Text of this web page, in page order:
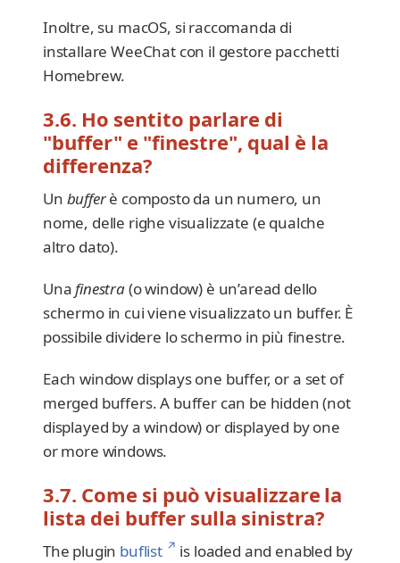
Inoltre, su macOS, si raccomanda di
installare WeeChat con il gestore pacchetti
Homebrew.
3.6. Ho sentito parlare di
"buffer" e "finestre", qual è la
differenza?
Un bufferè composto da un numero, un
nome, delle righe visualizzate (e qualche
altro dato).
Una finestra(o window) è un’aread dello
schermo in cui viene visualizzato un buffer. È
possibile dividere lo schermo in più finestre.
Each window displays one buffer, or a set of
merged buffers. A buffer can be hidden (not
displayed by a window) or displayed by one
or more windows.
3.7. Come si può visualizzare la
lista dei buffer sulla sinistra?
The plugin buflist ↗ is loaded and enabled by